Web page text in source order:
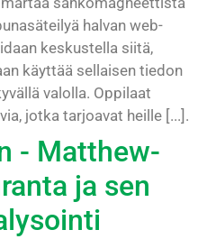
halvan web-
keskustella siitä,
käyttää sellaisen tiedon
valolla. Oppilaat
jotka tarjoavat heille [...].
- Matthew-
ja sen